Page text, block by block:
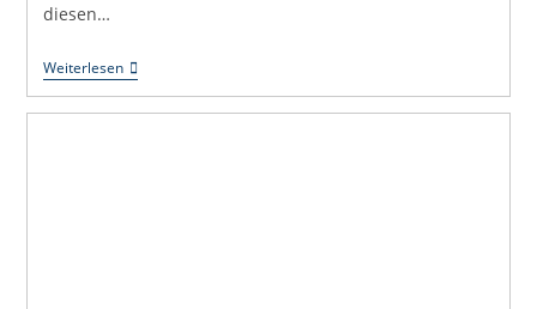
diesen…
WeiterlesenUli
Hört